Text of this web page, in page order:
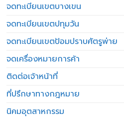
จดทะเบียนเขตบางเขน
จดทะเบียนเขตปทุมวัน
จดทะเบียนเขตป้อมปราบศัตรูพ่าย
จดเครื่องหมายการค้า
ติดต่อเจ้าหน้าที่
ที่ปรึกษาทางกฎหมาย
นิคมอุตสาหกรรม